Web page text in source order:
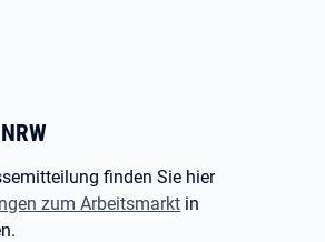
finden Sie hier
zum Arbeitsmarkt in